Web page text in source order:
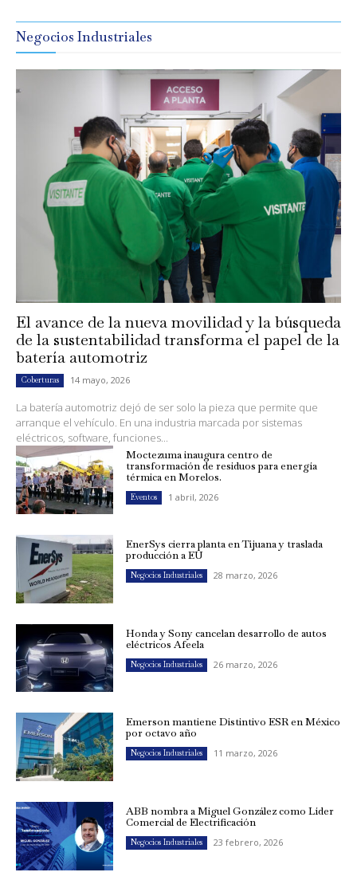
Negocios Industriales
El avance de la nueva movilidad y la búsqueda
de la sustentabilidad transforma el papel de la
batería automotriz
Coberturas 14 mayo, 2026
La batería automotriz dejó de ser solo la pieza que permite que
arranque el vehículo. En una industria marcada por sistemas
eléctricos, software, funciones...
Moctezuma inaugura centro de
transformación de residuos para energía
térmica en Morelos.
Eventos 1 abril, 2026
EnerSys cierra planta en Tijuana y traslada
producción a EU
Negocios Industriales 28 marzo, 2026
Honda y Sony cancelan desarrollo de autos
eléctricos Afeela
Negocios Industriales 26 marzo, 2026
Emerson mantiene Distintivo ESR en México
por octavo año
Negocios Industriales 11 marzo, 2026
ABB nombra a Miguel González como Líder
Comercial de Electrificación
Negocios Industriales 23 febrero, 2026